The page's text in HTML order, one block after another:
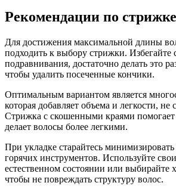
Рекомендации по
Для достижения максимальной длины
подходить к выбору стрижки. Избегайте
подравнивания, достаточно делать это
чтобы удалить посеченные кончики.
Оптимальным вариантом является
которая добавляет объема и легкости, не
Стрижка с скошенными краями помогает
делает волосы более легкими.
При укладке старайтесь
горячих инструментов. Используйте
естественном состоянии или выбирайте
чтобы не повреждать структуру волос.